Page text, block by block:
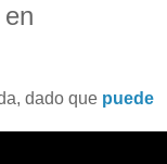
dado que puede